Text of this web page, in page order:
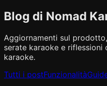
Blog di Nomad
Aggiornamenti sul
serate karaoke e
karaoke.
Tutti i postFunzionalità